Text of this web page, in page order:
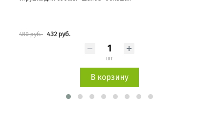
480 руб. 432 руб.
шт
В корзину